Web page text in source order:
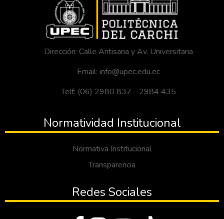
Dirección: Calle Antisana y Av. Universitaria
Email: info@upec.edu.ec
Telf: (06) 2980 837 - 2984 435
Normatividad Institucional
Normativa Institucional
Transparencia
Redes Sociales